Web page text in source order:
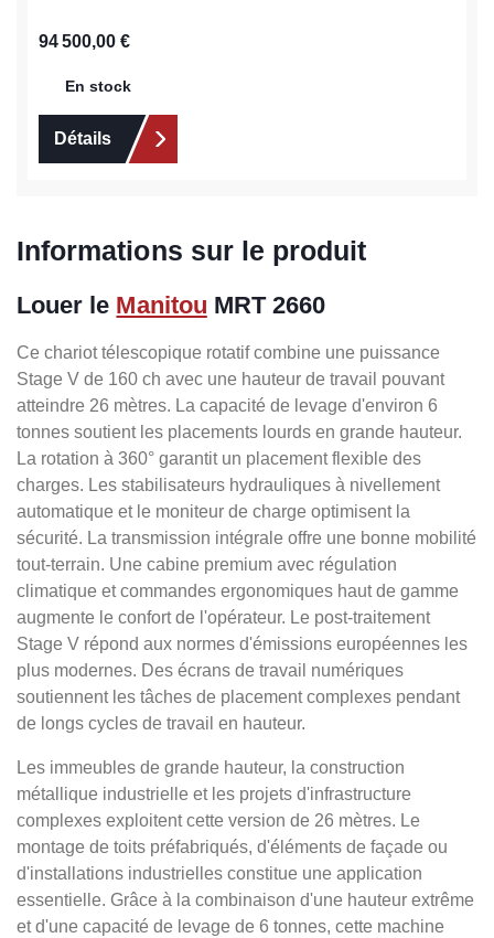
Prix régulier :
94 500,00 €
En stock
Détails
Informations sur le produit
Louer le Manitou MRT 2660
Ce chariot télescopique rotatif combine une puissance
Stage V de 160 ch avec une hauteur de travail pouvant
atteindre 26 mètres. La capacité de levage d'environ 6
tonnes soutient les placements lourds en grande hauteur.
La rotation à 360° garantit un placement flexible des
charges. Les stabilisateurs hydrauliques à nivellement
automatique et le moniteur de charge optimisent la
sécurité. La transmission intégrale offre une bonne mobilité
tout-terrain. Une cabine premium avec régulation
climatique et commandes ergonomiques haut de gamme
augmente le confort de l'opérateur. Le post-traitement
Stage V répond aux normes d'émissions européennes les
plus modernes. Des écrans de travail numériques
soutiennent les tâches de placement complexes pendant
de longs cycles de travail en hauteur.
Les immeubles de grande hauteur, la construction
métallique industrielle et les projets d'infrastructure
complexes exploitent cette version de 26 mètres. Le
montage de toits préfabriqués, d'éléments de façade ou
d'installations industrielles constitue une application
essentielle. Grâce à la combinaison d'une hauteur extrême
et d'une capacité de levage de 6 tonnes, cette machine